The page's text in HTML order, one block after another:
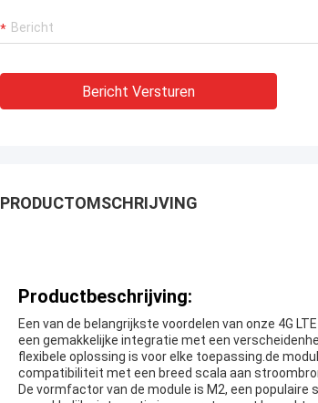
Bericht Versturen
PRODUCTOMSCHRIJVING
Productbeschrijving:
Een van de belangrijkste voordelen van onze 4G
een gemakkelijke integratie met een
flexibele oplossing is voor elke toepassing.de
compatibiliteit met een breed scala aan
De vormfactor van de module is M2, een